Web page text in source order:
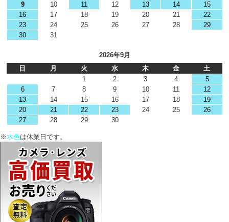
9
10 11 12 13 14
15
16
17 18 19 20 21
22
23
24 25 26 27 28
29
30
31
2026年9月
日
月 火 水 木 金
土
1
2 3 4
5
6
7 8 9 10 11
12
13
14 15 16 17 18
19
20
21 22 23 24 25
26
27
28 29 30
※水色は休業日です。